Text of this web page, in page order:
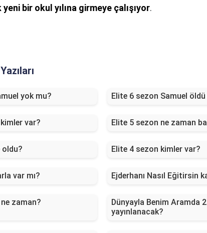
bir okul yılına girmeye çalışıyor.
Yazıları
yok mu? Elite 6 sezon Samuel
var? Elite 5 sezon ne zaman
oldu? Elite 4 sezon kimler var?
var mı? Ejderhanı Nasıl Eğitirsin
zaman?
Dünyayla Benim Aramda
yayınlanacak?